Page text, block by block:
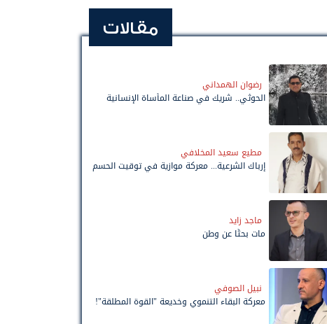
مقالات
رضوان الهمداني
الحوثي.. شريك في صناعة المأساة الإنسانية
مطيع سعيد المخلافي
إرباك الشرعية... معركة موازية في توقيت الحسم
ماجد زايد
مات بحثًا عن وطن
نبيل الصوفي
معركة البقاء التنموي وخديعة "القوة المطلقة"!